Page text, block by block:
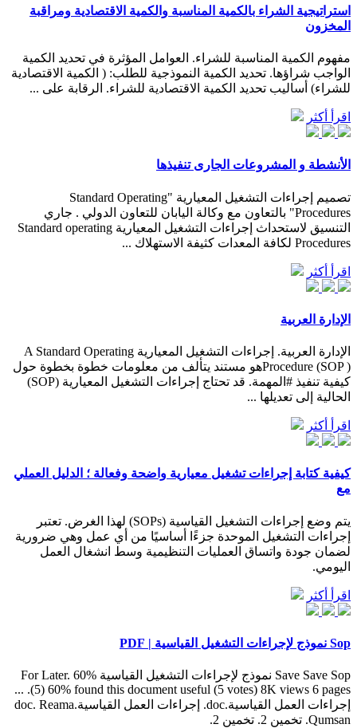
استراتيجية الشراء بالكمية المناسبة والكمية الاقتصادية ومراقبة
المخزون
مفهوم الكمية المناسبة للشراء. العوامل المؤثرة في تحديد الكمية
الواجب شراؤها. تحديد الكمية النموذجية للطلب: ( الكمية الاقتصادية
للشراء) أساليب تحديد الكمية الاقتصادية للشراء. الرقابة على ...
اقرأ أكثر
الأنشطة و المشروعات الجارى تنفيذها
تصميم إجراءات التشغيل المعيارية "Standard Operating
Procedures" بالتعاون مع وكالة اليابان للتعاون الدولي . جاري
التنسيق لاستحداث إجراءات التشغيل المعيارية Standard operating
Procedures لكافة المعدات كثيفة الاستهلاك ...
اقرأ أكثر
‫الإدارة العربية
الإدارة العربية. إجراءات التشغيل المعيارية A Standard Operating
Procedure (SOP )هو مستند يتألف من معلومات خطوة بخطوة حول
كيفية تنفيذ #المهمة. قد تحتاج إجراءات التشغيل المعيارية (SOP)
الحالية إلى تعديلها ...
اقرأ أكثر
كيفية كتابة إجراءات تشغيل معيارية واضحة وفعالة ؛ الدليل العملي
مع
يتم وضع إجراءات التشغيل القياسية (SOPs) لهذا الغرض. تعتبر
إجراءات التشغيل الموحدة جزءًا أساسيًا من أي عمل وهي ضرورية
لضمان جودة واتساق العمليات التنظيمية وسط انشغال العمل
اليومي.
اقرأ أكثر
Sop نموذج لإجراءات التشغيل القياسية | PDF
Save Save Sop نموذج لإجراءات التشغيل القياسية For Later. 60%
(5) 60% found this document useful (5 votes) 8K views 6 pages. ...
إجراءات العمل القياسية.doc. إجراءات العمل القياسية.doc. Reama
Qumsan. تخمين 2. تخمين 2.